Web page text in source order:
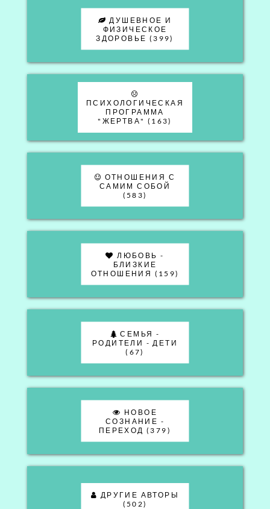
ДУШЕВНОЕ И
ФИЗИЧЕСКОЕ
ЗДОРОВЬЕ (399)
ПСИХОЛОГИЧЕСКАЯ
ПРОГРАММА
"ЖЕРТВА" (163)
ОТНОШЕНИЯ С
САМИМ СОБОЙ
(583)
ЛЮБОВЬ -
БЛИЗКИЕ
ОТНОШЕНИЯ (159)
СЕМЬЯ -
РОДИТЕЛИ - ДЕТИ
(67)
НОВОЕ
СОЗНАНИЕ -
ПЕРЕХОД (379)
ДРУГИЕ АВТОРЫ
(502)